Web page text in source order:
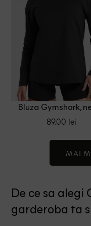
Bluza Gymshark,
89.00 lei
MAI
De ce sa
garderoba ta